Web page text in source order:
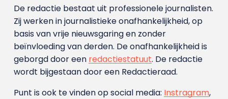
De redactie bestaat uit professionele journalisten.
Zij werken in journalistieke onafhankelijkheid, op
basis van vrije nieuwsgaring en zonder
beïnvloeding van derden. De onafhankelijkheid is
geborgd door een redactiestatuut. De redactie
wordt bijgestaan door een Redactieraad.
Punt is ook te vinden op social media: Instragram,